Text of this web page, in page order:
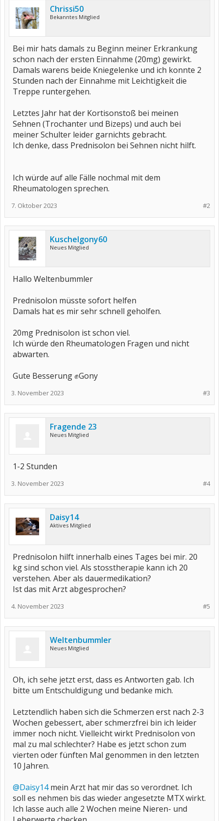
Chrissi50
Bekanntes Mitglied
Bei mir hats damals zu Beginn meiner Erkrankung
schon nach der ersten Einnahme (20mg) gewirkt.
Damals warens beide Kniegelenke und ich konnte 2
Stunden nach der Einnahme mit Leichtigkeit die
Treppe runtergehen.
Letztes Jahr hat der Kortisonstoß bei meinen
Sehnen (Trochanter und Bizeps) und auch bei
meiner Schulter leider garnichts gebracht.
Ich denke, dass Prednisolon bei Sehnen nicht hilft.
Ich würde auf alle Fälle nochmal mit dem
Rheumatologen sprechen.
#2
7. Oktober 2023
Kuschelgony60
Neues Mitglied
Hallo Weltenbummler
Prednisolon müsste sofort helfen
Damals hat es mir sehr schnell geholfen.
20mg Prednisolon ist schon viel.
Ich würde den Rheumatologen Fragen und nicht
abwarten.
Gute Besserung ✊Gony
#3
3. November 2023
Fragende 23
Neues Mitglied
1-2 Stunden
#4
3. November 2023
Daisy14
Aktives Mitglied
Prednisolon hilft innerhalb eines Tages bei mir. 20
kg sind schon viel. Als stosstherapie kann ich 20
verstehen. Aber als dauermedikation?
Ist das mit Arzt abgesprochen?
#5
4. November 2023
Weltenbummler
Neues Mitglied
Oh, ich sehe jetzt erst, dass es Antworten gab. Ich
bitte um Entschuldigung und bedanke mich.
Letztendlich haben sich die Schmerzen erst nach 2-3
Wochen gebessert, aber schmerzfrei bin ich leider
immer noch nicht. Vielleicht wirkt Prednisolon von
mal zu mal schlechter? Habe es jetzt schon zum
vierten oder fünften Mal genommen in den letzten
10 Jahren.
@Daisy14mein Arzt hat mir das so verordnet. Ich
soll es nehmen bis das wieder angesetzte MTX wirkt.
Ich lasse auch alle 2 Wochen meine Nieren- und